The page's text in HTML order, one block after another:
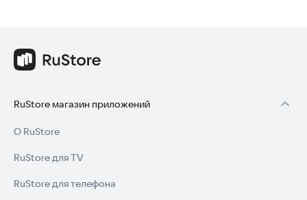
RuStore магазин приложений
О RuStore
RuStore для TV
RuStore для телефона